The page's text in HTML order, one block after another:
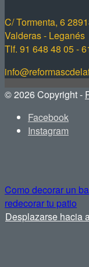
C/ Tormenta, 6
Valderas - Leganés
Tlf. 91 648 48 05 -
© 2026 Copyright -
Facebook
Instagram
Como decorar un
redecorar tu patio
Desplazarse hacia